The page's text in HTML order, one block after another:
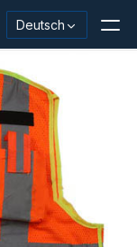
Deutsch